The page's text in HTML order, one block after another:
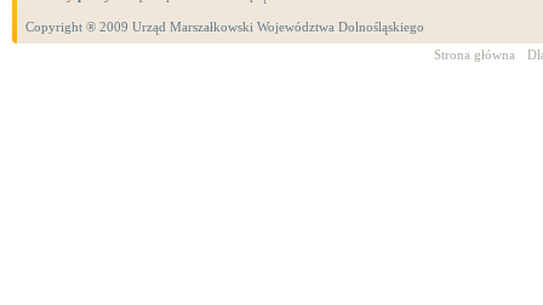
Copyright ® 2009 Urząd Marszałkowski Województwa Dolnośląskiego
Strona główna